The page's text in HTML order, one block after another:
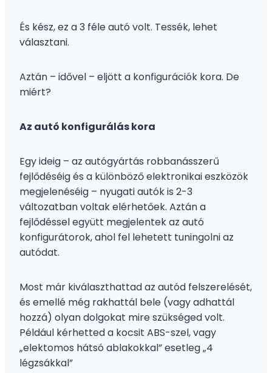
És kész, ez a 3 féle autó volt. Tessék, lehet
választani.
Aztán – idővel – eljött a konfigurációk kora. De
miért?
Az autó konfigurálás kora
Egy ideig – az autógyártás robbanásszerű
fejlődéséig és a különböző elektronikai eszközök
megjelenéséig – nyugati autók is 2-3
változatban voltak elérhetőek. Aztán a
fejlődéssel együtt megjelentek az autó
konfigurátorok, ahol fel lehetett tuningolni az
autódat.
Most már kiválaszthattad az autód felszerelését,
és emellé még rakhattál bele (vagy adhattál
hozzá) olyan dolgokat mire szükséged volt.
Például kérhetted a kocsit ABS-szel, vagy
„elektomos hátsó ablakokkal” esetleg „4
légzsákkal”